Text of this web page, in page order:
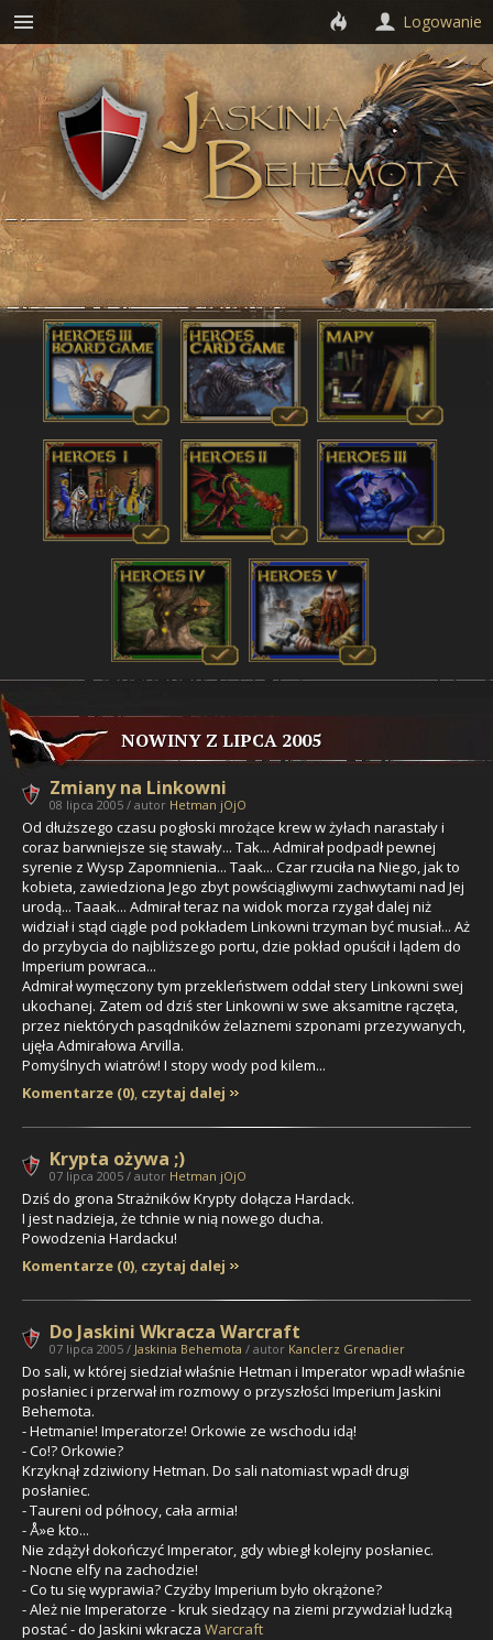
NOWINY Z LIPCA 2005
Zmiany na Linkowni
08 lipca 2005 / autor Hetman jOjO
Od dłuższego czasu pogłoski mrożące krew w żyłach narastały i
coraz barwniejsze się stawały... Tak... Admirał podpadł pewnej
syrenie z Wysp Zapomnienia... Taak... Czar rzuciła na Niego, jak to
kobieta, zawiedziona Jego zbyt powściągliwymi zachwytami nad Jej
urodą... Taaak... Admirał teraz na widok morza rzygał dalej niż
widział i stąd ciągle pod pokładem Linkowni trzyman być musiał... Aż
do przybycia do najbliższego portu, dzie pokład opuścił i lądem do
Imperium powraca...
Admirał wymęczony tym przekleństwem oddał stery Linkowni swej
ukochanej. Zatem od dziś ster Linkowni w swe aksamitne rączęta,
przez niektórych pasqdników żelaznemi szponami przezywanych,
ujęła Admirałowa Arvilla.
Pomyślnych wiatrów! I stopy wody pod kilem...
Komentarze (0), czytaj dalej
Krypta ożywa ;)
07 lipca 2005 / autor Hetman jOjO
Dziś do grona Strażników Krypty dołącza Hardack.
I jest nadzieja, że tchnie w nią nowego ducha.
Powodzenia Hardacku!
Komentarze (0), czytaj dalej
Do Jaskini Wkracza Warcraft
07 lipca 2005 / Jaskinia Behemota / autor Kanclerz Grenadier
Do sali, w której siedział właśnie Hetman i Imperator wpadł właśnie
posłaniec i przerwał im rozmowy o przyszłości Imperium Jaskini
Behemota.
- Hetmanie! Imperatorze! Orkowie ze wschodu idą!
- Co!? Orkowie?
Krzyknął zdziwiony Hetman. Do sali natomiast wpadł drugi
posłaniec.
- Taureni od północy, cała armia!
- Å»e kto...
Nie zdążył dokończyć Imperator, gdy wbiegł kolejny posłaniec.
- Nocne elfy na zachodzie!
- Co tu się wyprawia? Czyżby Imperium było okrążone?
- Ależ nie Imperatorze - kruk siedzący na ziemi przywdział ludzką
postać - do Jaskini wkracza Warcraft
Logowanie